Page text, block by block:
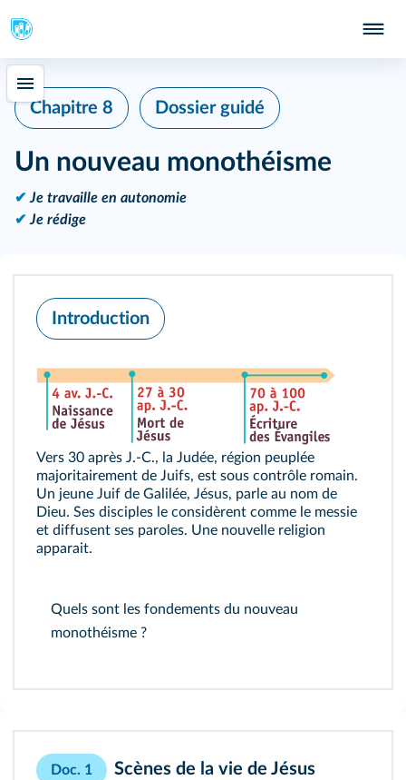
Chapitre 8 Dossier guidé
Un nouveau monothéisme
✔ Je travaille en autonomie
✔ Je rédige
Introduction
Vers 30 après J.-C., la Judée, région peuplée
majoritairement de Juifs, est sous contrôle romain.
Un jeune Juif de Galilée, Jésus, parle au nom de
Dieu. Ses disciples le considèrent comme le messie
et diffusent ses paroles. Une nouvelle religion
apparait.
Quels sont les fondements du nouveau
monothéisme ?
Doc. 1 Scènes de la vie de Jésus